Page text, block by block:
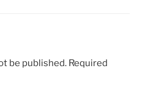
be published. Required